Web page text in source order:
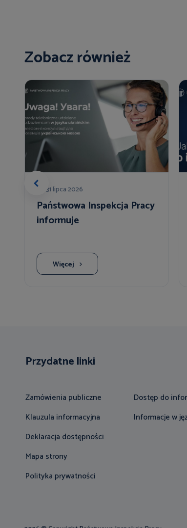
Zobacz również
31 lipca 2026
Państwowa Inspekcja Pracy
informuje
Więcej
Przydatne linki
Zamówienia publiczne
Klauzula informacyjna
Deklaracja dostępności
Mapa strony
Polityka prywatności
Dostęp do
Informacje w